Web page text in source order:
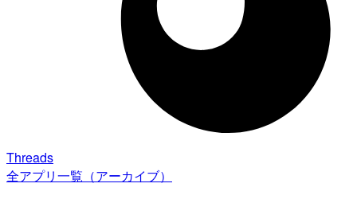
Threads
全アプリ一覧（アーカイブ）